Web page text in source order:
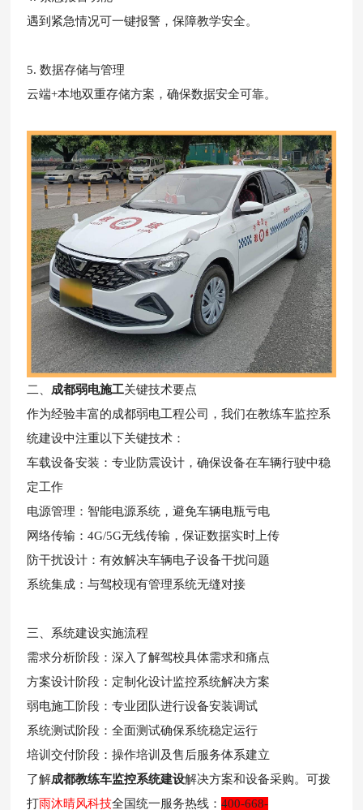
遇到紧急情况可一键报警，保障教学安全。
5. 数据存储与管理
云端+本地双重存储方案，确保数据安全可靠。
二、成都弱电施工关键技术要点
作为经验丰富的成都弱电工程公司，我们在教练车监控系
统建设中注重以下关键技术：
车载设备安装：专业防震设计，确保设备在车辆行驶中稳
定工作
电源管理：智能电源系统，避免车辆电瓶亏电
网络传输：4G/5G无线传输，保证数据实时上传
防干扰设计：有效解决车辆电子设备干扰问题
系统集成：与驾校现有管理系统无缝对接
三、系统建设实施流程
需求分析阶段：深入了解驾校具体需求和痛点
方案设计阶段：定制化设计监控系统解决方案
弱电施工阶段：专业团队进行设备安装调试
系统测试阶段：全面测试确保系统稳定运行
培训交付阶段：操作培训及售后服务体系建立
了解成都教练车监控系统建设解决方案和设备采购。可拨
打雨沐晴风科技全国统一服务热线：400-668-